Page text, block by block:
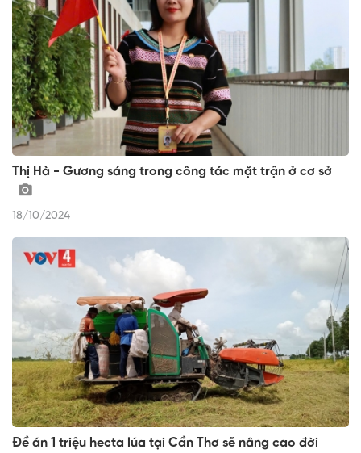
Thị Hà - Gương sáng trong công tác mặt trận ở cơ sở
18/10/2024
Đề án 1 triệu hecta lúa tại Cần Thơ sẽ nâng cao đời